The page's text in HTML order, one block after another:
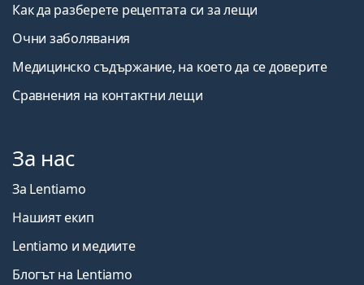
Как да разберете рецептата си за лещи
Очни заболявания
Медицинско съдържание, на което да се доверите
Сравнения на контактни лещи
За нас
За Lentiamo
Нашият екип
Lentiamo и медиите
Блогът на Lentiamo